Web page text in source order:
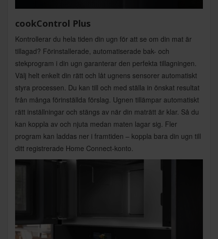
cookControl Plus
Kontrollerar du hela tiden din ugn för att se om din mat är
tillagad? Förinstallerade, automatiserade bak- och
stekprogram i din ugn garanterar den perfekta tillagningen.
Välj helt enkelt din rätt och låt ugnens sensorer automatiskt
styra processen. Du kan till och med ställa in önskat resultat
från många förinställda förslag. Ugnen tillämpar automatiskt
rätt inställningar och stängs av när din maträtt är klar. Så du
kan koppla av och njuta medan maten lagar sig. Fler
program kan laddas ner i framtiden – koppla bara din ugn till
ditt registrerade Home Connect-konto.